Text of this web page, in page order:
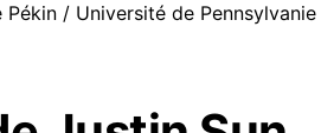
Pékin / Université de Pennsylvanie